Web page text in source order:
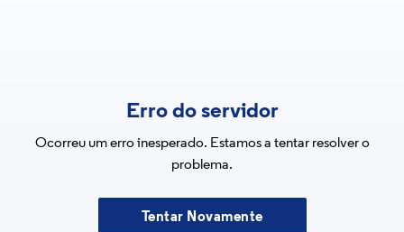
Erro do servidor
Ocorreu um erro inesperado. Estamos a tentar resolver o
problema.
Tentar Novamente